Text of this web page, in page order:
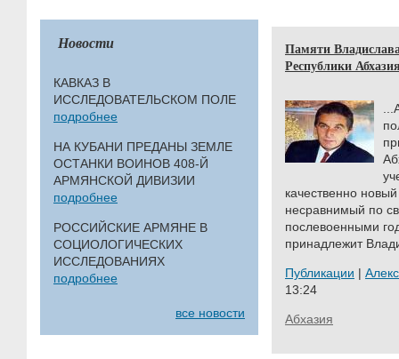
Новости
КАВКАЗ В
ИССЛЕДОВАТЕЛЬСКОМ ПОЛЕ
подробнее
НА КУБАНИ ПРЕДАНЫ ЗЕМЛЕ
ОСТАНКИ ВОИНОВ 408-Й
АРМЯНСКОЙ ДИВИЗИИ
подробнее
РОССИЙСКИЕ АРМЯНЕ В
СОЦИОЛОГИЧЕСКИХ
ИССЛЕДОВАНИЯХ
подробнее
все новости
Памяти
Республики
качественно
несравнимый по
послевоенными
принадлежит
Публикации |
13:24
Абхазия